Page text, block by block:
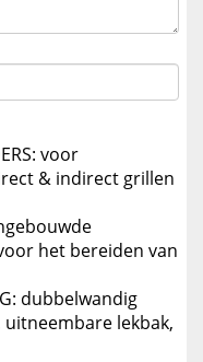
voor
& indirect grillen
het bereiden van
dubbelwandig
lekbak,